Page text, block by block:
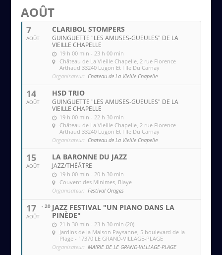
iAOÛT
7
AOÛT
CLARIBOL STOMPERS
GUINGUETTE "LES AMUSES-GUEULES" DE LA
VIEILLE CHAPELLE
19 h 00 min - 23 h 00 min
Château de La Vieille Chapelle , 2 rue Florence
Arthaud 33240 Lugon Et l Ile Du Carnay
Organisateur: Chateau de La Vieille Chapelle
14
AOÛT
HSD TRIO
GUINGUETTE "LES AMUSES-GUEULES" DE LA
VIEILLE CHAPELLE
19 h 00 min - 22 h 30 min
Château de La Vieille Chapelle , 2 rue Florence
Arthaud 33240 Lugon Et l Ile Du Carnay
Organisateur: Chateau de La Vieille Chapelle
15
AOÛT
LA BARONNE DU JAZZ
JAZZ/THÉÂTRE
19 h 00 min - 20 h 30 min
Couvent des MInimes , Blaye
Organisateur: Festival Orages
17
AOÛT
- 20 JAZZ FESTIVAL "UN PIANO DANS LA
PINÈDE"
21 h 30 min - 23 h 30 min (20)
Jardins de la Maison Paysanne , 5 boulevard de la
Plage - 17370 LE GRAND-VILLAGE-PLAGE
Organisateur: MAIRIE DE LE GRAND-VILLLAGE-PLAGE